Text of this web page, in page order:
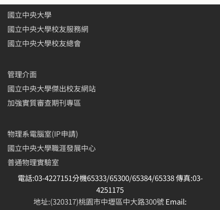
國立中央大學
國立中央大學校友服務網
國立中央大學校友總會
管理介面
國立中央大學傑出校友網站
加強實質審查期刊專區
物理系電腦室(IP申請)
國立中央大學職涯發展中心
普通物理實驗室
電話:03-4227151分機65333/65300/65384/65338 傳真:03-
4251175
地址:(320317)桃園市中壢區中大路300號Email: